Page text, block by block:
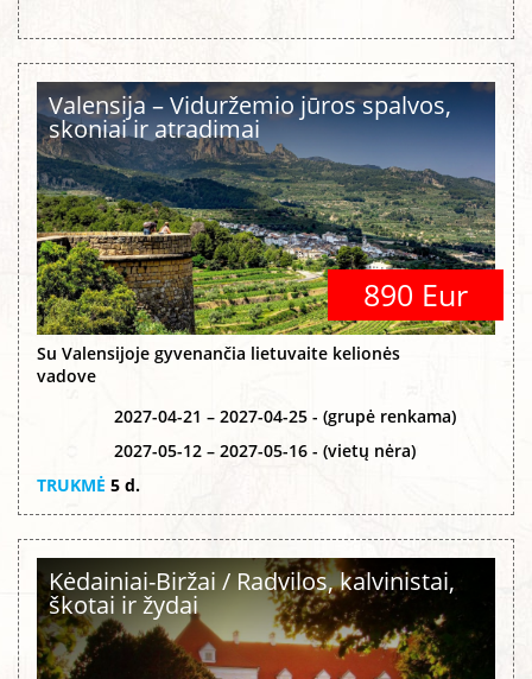
Valensija – Viduržemio jūros spalvos,
skoniai ir atradimai
890 Eur
Su Valensijoje gyvenančia lietuvaite kelionės
vadove
2027-04-21 – 2027-04-25 - (grupė renkama)
2027-05-12 – 2027-05-16 - (vietų nėra)
TRUKMĖ 5 d.
Kėdainiai-Biržai / Radvilos, kalvinistai,
škotai ir žydai